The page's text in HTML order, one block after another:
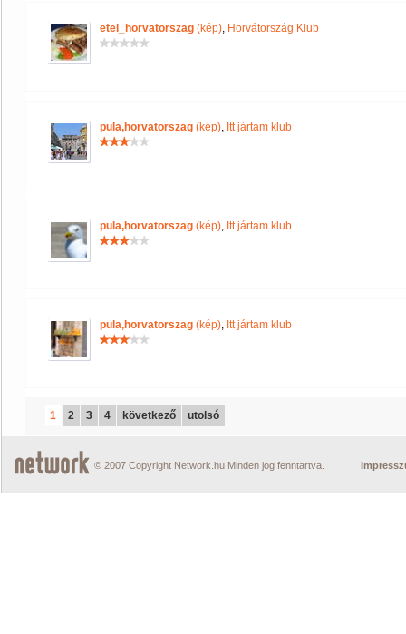
etel_horvatorszag (kép), Horvátország Klub
pula,horvatorszag (kép), Itt jártam klub
pula,horvatorszag (kép), Itt jártam klub
pula,horvatorszag (kép), Itt jártam klub
1 2 3 4 következő utolsó
© 2007 Copyright Network.hu Minden jog fenntartva.